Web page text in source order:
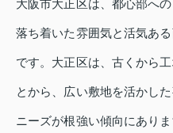
大阪市大正区は、都心部へ
落ち着いた雰囲気と活気あ
です。大正区は、古くから
とから、広い敷地を活かし
ニーズが根強い傾向にあり